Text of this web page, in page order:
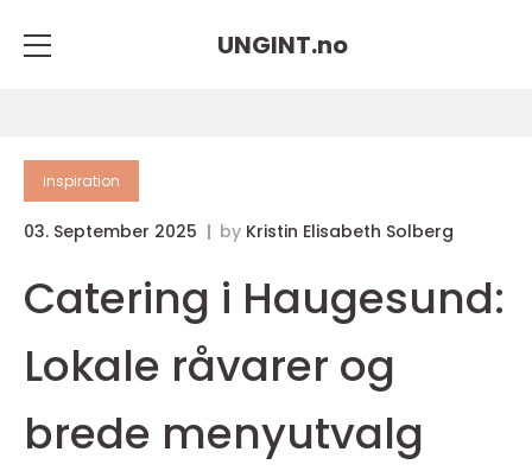
UNGINT.no
inspiration
03. September 2025 by Kristin Elisabeth Solberg
Catering i Haugesund:
Lokale råvarer og
brede menyutvalg